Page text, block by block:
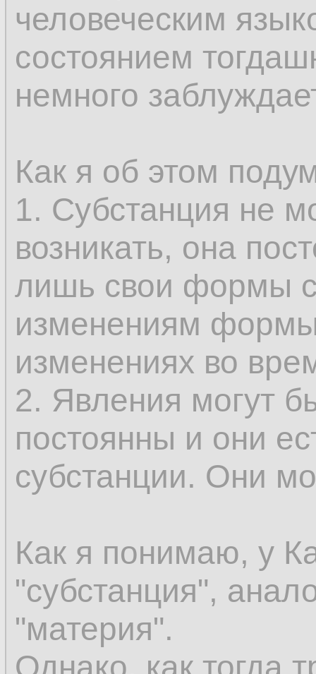
Поэтому
только у
возникновение и
составляющее
не может быть
так как именно
возможным
одного состояния
бытию, которые,
эмпирически
как сменяющиеся
сохраняется.
существовать
вы должны иметь
этого нечто не
присоединить
что уже
человеческим
состоянием
немного
Как я об этом
1. Субстанция не
возникать, она
лишь свои формы
изменениям
изменениях во
2. Явления могут
постоянны и они
субстанции. Они
Как я понимаю, у
"субстанция",
"материя".